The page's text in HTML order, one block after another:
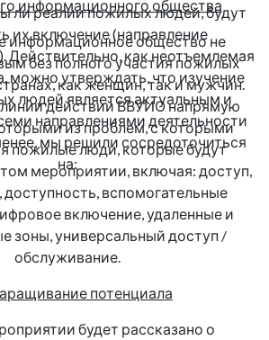
ли реалии пожилых людей, будут
их включение (направление
Действительно, как неотъемлемая
можно утверждать, что изучение
людей является актуальным и
направлениями деятельности
мы решили сосредоточиться
на:
информационного общества
информационное общество не
без полного участия пожилых
как женщин, так и мужчин.
действий ВВУИО напрямую
из проблем, с которыми
пожилые люди, которые будут
мероприятии, включая: доступ,
доступность, вспомогательные
включение, удаленные и
зоны, универсальный доступ /
обслуживание.
потенциала
будет рассказано о